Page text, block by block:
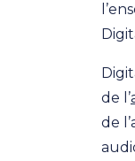
de l’
de